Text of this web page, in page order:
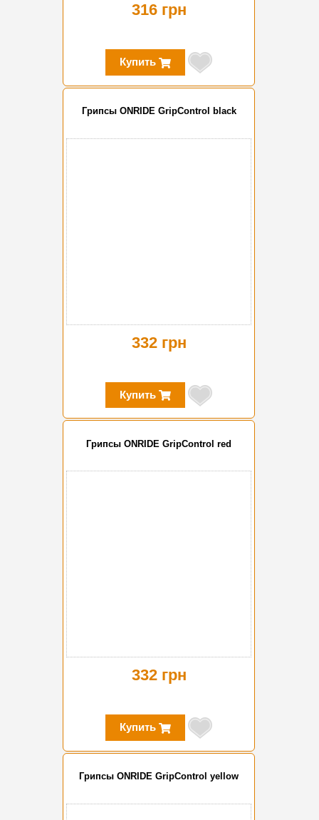
316 грн
Купить
Грипсы ONRIDE GripControl black
332 грн
Купить
Грипсы ONRIDE GripControl red
332 грн
Купить
Грипсы ONRIDE GripControl yellow